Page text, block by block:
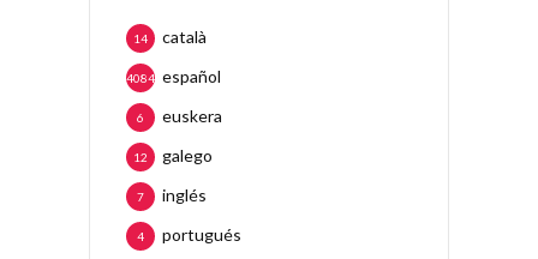
català
14
español
4084
euskera
6
galego
12
inglés
7
portugués
4